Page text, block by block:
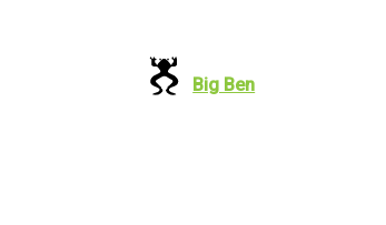
Big Ben